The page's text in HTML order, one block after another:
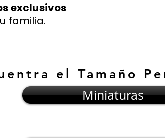
exclusivos
familia.
el Tamaño
Miniaturas